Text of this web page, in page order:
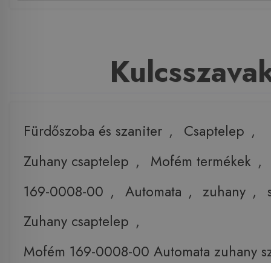
Fürdőszoba és szaniter , Csaptelep ,
Zuhany csaptelep , Mofém termékek ,
169-0008-00 , Automata , zuhany ,
Zuhany csaptelep ,
Mofém 169-0008-00 Automata zuhany